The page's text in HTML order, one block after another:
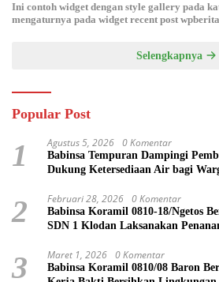
Ini contoh widget dengan style gallery pada
mengaturnya pada widget recent post
Selengkapnya
Popular Post
1 Agustus 5, 2026 0 Komentar
Babinsa Tempuran Dampingi
Dukung Ketersediaan Air bagi
2 Februari 28, 2026 0 Komentar
Babinsa Koramil 0810-18/Ngetos
SDN 1 Klodan Laksanakan
3 Maret 1, 2026 0 Komentar
Babinsa Koramil 0810/08 Baron